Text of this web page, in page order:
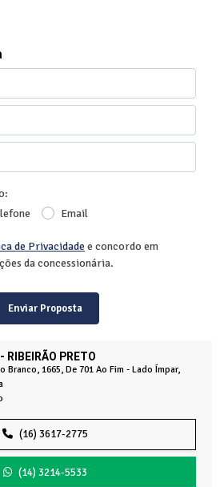
RIBEIRÃO PRETO
Branco, 1665, De 701 Ao Fim - Lado Ímpar,
(16) 3617-2775
(14) 3214-5533
Email
de Privacidadee concordo em
da concessionária.
Enviar Proposta